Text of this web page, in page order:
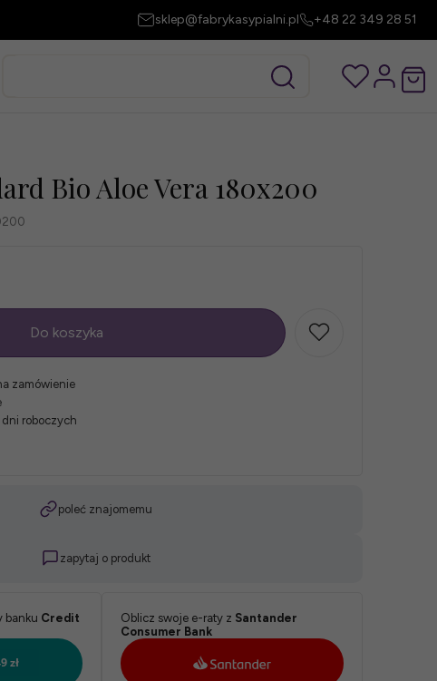
sklep@fabrykasypialni.pl +48 22 349 28 51
Bio Aloe Vera 180x200
Do koszyka
zamówienie
roboczych
poleć znajomemu
zapytaj o produkt
banku Credit
Oblicz swoje e-raty z Santander
Consumer Bank